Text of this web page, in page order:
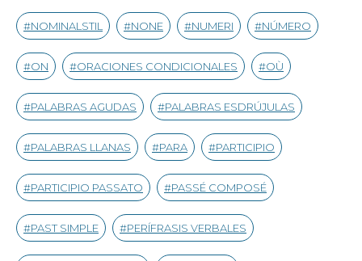
NOMINALSTIL NONE NUMERI NÚMERO
ON ORACIONES CONDICIONALES OÙ
PALABRAS AGUDAS PALABRAS ESDRÚJULAS
PALABRAS LLANAS PARA PARTICIPIO
PARTICIPIO PASSATO PASSÉ COMPOSÉ
PAST SIMPLE PERÍFRASIS VERBALES